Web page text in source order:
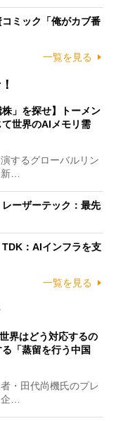
ミック「俺がカブ番
一覧を見る
株」を探せ】トーメン
世界のAIメモリ需
するグローバルリン
…
レーザーテック：最先
TDK：AIインフラを支
一覧を見る
界はどう対応するの
「蒸留を行う中国
・田代尚機氏のプレ
…